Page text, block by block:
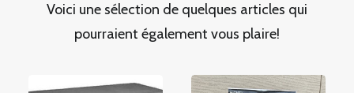
Voici une sélection de quelques articles qui
pourraient également vous plaire!